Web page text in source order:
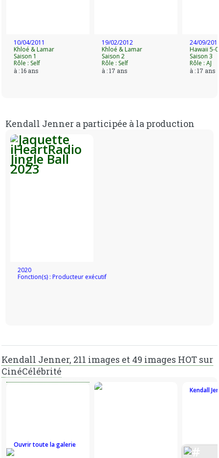
privée.
10/04/2011
Khloé & Lamar
Saison 1
Rôle : Self
à : 16 ans
19/02/2012
Khloé & Lamar
Saison 2
Rôle : Self
à : 17 ans
24/09/
Hawaii 5-0
Saison 3
Rôle : AJ
à : 17 ans
Kendall Jenner a participée à la production
2020
Fonction(s) : Producteur exécutif
Kendall Jenner, 211 images et 49 images HOT sur
CinéCélébrité
Ouvrir toute la galerie
Kendall